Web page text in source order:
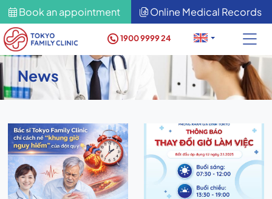
Book an appointment Online Medical Records
1900 9999 24
News